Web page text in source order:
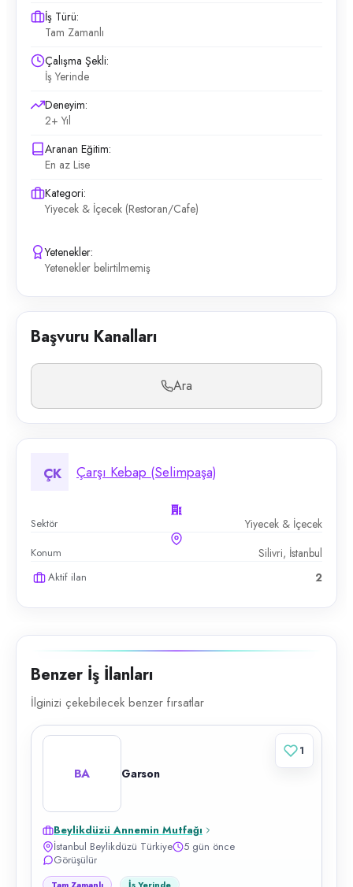
İş Türü:
Tam Zamanlı
Çalışma Şekli:
İş Yerinde
Deneyim:
2+ Yıl
Aranan Eğitim:
En az Lise
Kategori:
Yiyecek & İçecek (Restoran/Cafe)
Yetenekler:
Yetenekler belirtilmemiş
Başvuru Kanalları
Ara
ÇK Çarşı Kebap (Selimpaşa)
Sektör Yiyecek & İçecek
Konum Silivri, İstanbul
Aktif ilan 2
Benzer İş İlanları
İlginizi çekebilecek benzer fırsatlar
BA Garson
Beylikdüzü Annemin Mutfağı
İstanbul Beylikdüzü Türkiye
5 gün önce
Görüşülür
1